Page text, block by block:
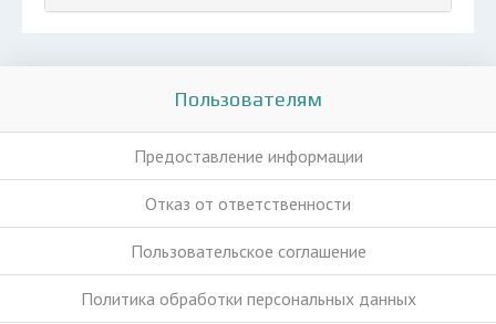
Пользователям
Предоставление информации
Отказ от ответственности
Пользовательское соглашение
Политика обработки персональных данных